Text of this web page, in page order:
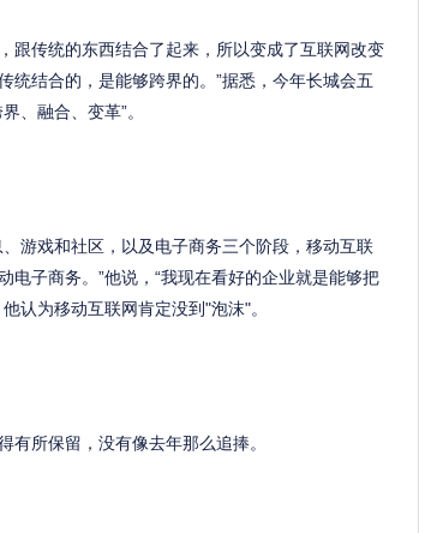
跟传统的东西结合了起来，所以变成了互联网改变
统结合的，是能够跨界的。”据悉，今年长城会五
、融合、变革”。
游戏和社区，以及电子商务三个阶段，移动互联
子商务。”他说，“我现在看好的企业就是能够把
认为移动互联网肯定没到"泡沫"。
有所保留，没有像去年那么追捧。